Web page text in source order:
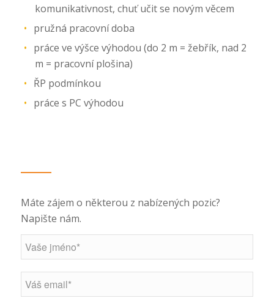
komunikativnost, chuť učit se novým věcem
pružná pracovní doba
práce ve výšce výhodou (do 2 m = žebřík, nad 2
m = pracovní plošina)
ŘP podmínkou
práce s PC výhodou
Máte zájem o některou z nabízených pozic?
Napište nám.